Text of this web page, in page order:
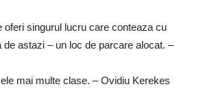
oferi singurul lucru care conteaza cu
de astazi – un loc de parcare alocat. –
mai multe clase. – Ovidiu Kerekes